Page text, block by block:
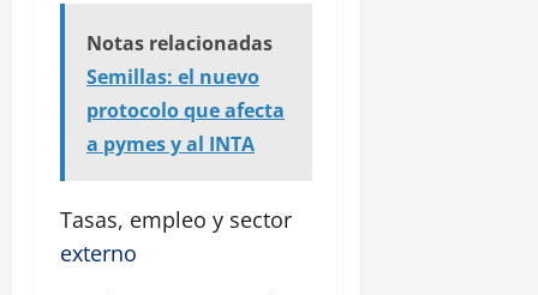
Notas relacionadas
Semillas: el nuevo
protocolo que afecta
a pymes y al INTA
Tasas, empleo y sector
externo